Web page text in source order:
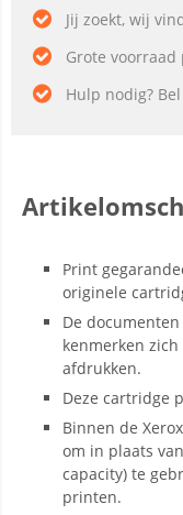
Jij zoekt, wij
Grote voorraad
Hulp nodig?
Print
originele
De
kenmerken
afdrukken.
Deze cartridge
Binnen de
om in plaats
capacity) te
printen.